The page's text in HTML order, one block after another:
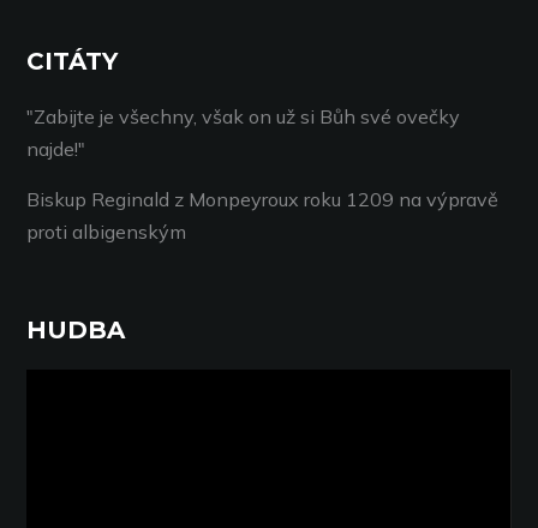
CITÁTY
"Zabijte je všechny, však on už si Bůh své ovečky
najde!"
Biskup Reginald z Monpeyroux roku 1209 na výpravě
proti albigenským
HUDBA